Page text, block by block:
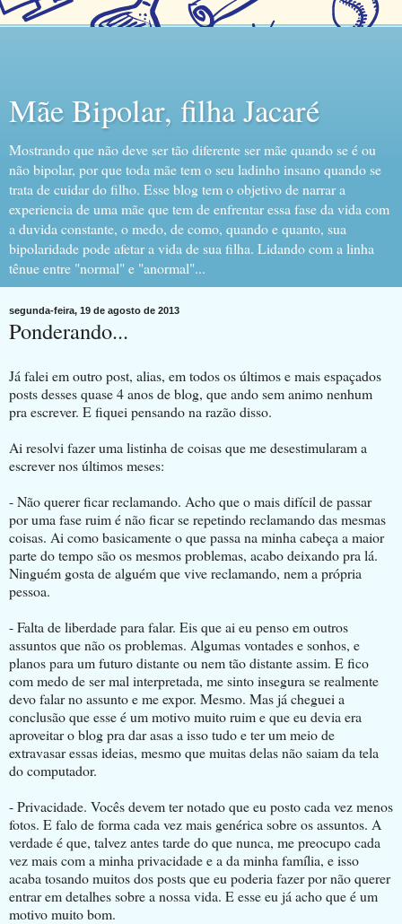
Mãe Bipolar, filha Jacaré
Mostrando que não deve ser tão diferente ser mãe quando se é ou
não bipolar, por que toda mãe tem o seu ladinho insano quando se
trata de cuidar do filho. Esse blog tem o objetivo de narrar a
experiencia de uma mãe que tem de enfrentar essa fase da vida com
a duvida constante, o medo, de como, quando e quanto, sua
bipolaridade pode afetar a vida de sua filha. Lidando com a linha
tênue entre "normal" e "anormal"...
segunda-feira, 19 de agosto de 2013
Ponderando...
Já falei em outro post, alias, em todos os últimos e mais espaçados
posts desses quase 4 anos de blog, que ando sem animo nenhum
pra escrever. E fiquei pensando na razão disso.
Ai resolvi fazer uma listinha de coisas que me desestimularam a
escrever nos últimos meses:
- Não querer ficar reclamando. Acho que o mais difícil de passar
por uma fase ruim é não ficar se repetindo reclamando das mesmas
coisas. Ai como basicamente o que passa na minha cabeça a maior
parte do tempo são os mesmos problemas, acabo deixando pra lá.
Ninguém gosta de alguém que vive reclamando, nem a própria
pessoa.
- Falta de liberdade para falar. Eis que ai eu penso em outros
assuntos que não os problemas. Algumas vontades e sonhos, e
planos para um futuro distante ou nem tão distante assim. E fico
com medo de ser mal interpretada, me sinto insegura se realmente
devo falar no assunto e me expor. Mesmo. Mas já cheguei a
conclusão que esse é um motivo muito ruim e que eu devia era
aproveitar o blog pra dar asas a isso tudo e ter um meio de
extravasar essas ideias, mesmo que muitas delas não saiam da tela
do computador.
- Privacidade. Vocês devem ter notado que eu posto cada vez menos
fotos. E falo de forma cada vez mais genérica sobre os assuntos. A
verdade é que, talvez antes tarde do que nunca, me preocupo cada
vez mais com a minha privacidade e a da minha família, e isso
acaba tosando muitos dos posts que eu poderia fazer por não querer
entrar em detalhes sobre a nossa vida. E esse eu já acho que é um
motivo muito bom.